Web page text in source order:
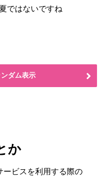
ではないですね
ダム表示
か
ービスを利用する際の